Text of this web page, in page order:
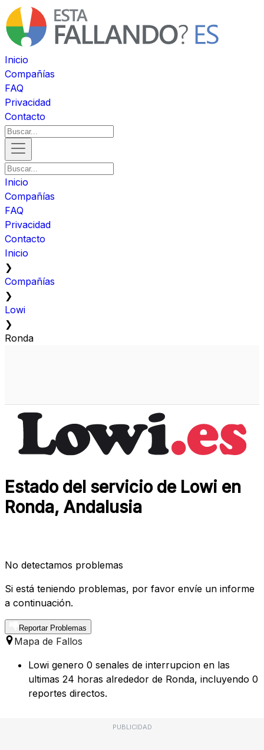
Inicio
Compañías
FAQ
Privacidad
Contacto
Inicio
Compañías
FAQ
Privacidad
Contacto
Inicio
❯
Compañías
❯
Lowi
❯
Ronda
Estado del servicio de Lowi en
Ronda, Andalusia
No detectamos problemas
Si está teniendo problemas, por favor envíe un informe
a continuación.
Reportar Problemas
Mapa de Fallos
Lowi genero 0 senales de interrupcion en las
ultimas 24 horas alrededor de Ronda, incluyendo 0
reportes directos.
PUBLICIDAD